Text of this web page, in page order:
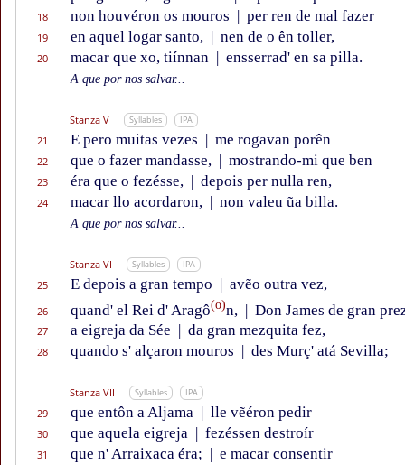
18 non houvéron os mouros | per ren de mal fazer
19 en aquel logar santo, | nen de o ên toller,
20 macar que xo, tiínnan | ensserrad' en sa pilla.
A que por nos salvar...
Stanza V Syllables IPA
21 E pero muitas vezes | me rogavan porên
22 que o fazer mandasse, | mostrando-mi que ben
23 éra que o fezésse, | depois per nulla ren,
24 macar llo acordaron, | non valeu ũa billa.
A que por nos salvar...
Stanza VI Syllables IPA
25 E depois a gran tempo | avẽo outra vez,
26 quand' el Rei d' Aragô(o)n, | Don James de gran
27 a eigreja da Sée | da gran mezquita fez,
28 quando s' alçaron mouros | des Murç' atá Sevilla;
Stanza VII Syllables IPA
29 que entôn a Aljama | lle vẽéron pedir
30 que aquela eigreja | fezéssen destroír
31 que n' Arraixaca éra; | e macar consentir